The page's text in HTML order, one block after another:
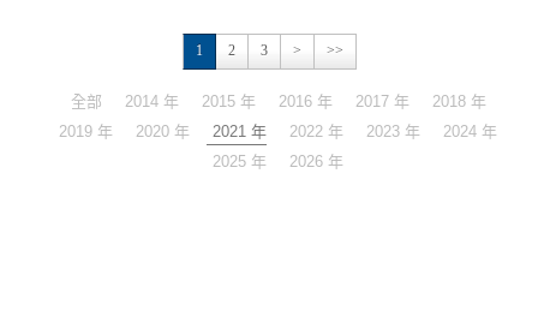
1 2 3 > >>
全部 2014 年 2015 年 2016 年 2017 年
2018 年
2019 年
2020 年 2021 年 2022 年 2023 年
2024 年
2025 年
2026 年